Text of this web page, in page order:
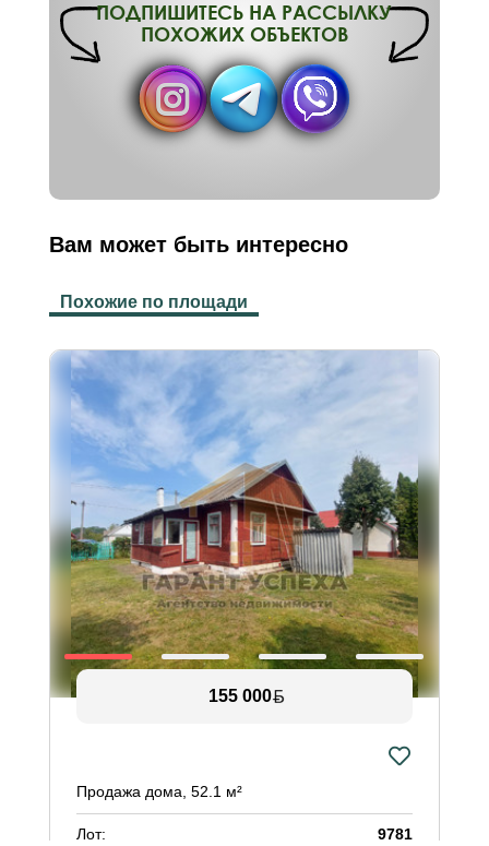
ПОДПИШИТЕСЬ НА РАССЫЛКУ
ПОХОЖИХ ОБЪЕКТОВ
Вам может быть интересно
Похожие по площади
155 000
Продажа дома, 52.1 м²
Лот:
9781